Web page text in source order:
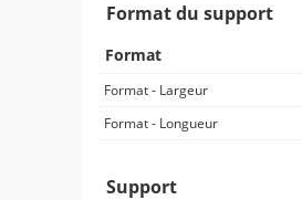
Format du support
Format
Format - Largeur
Format - Longueur
Support